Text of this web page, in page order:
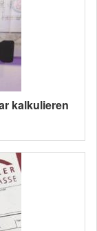
kalkulieren